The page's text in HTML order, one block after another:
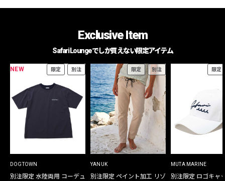
Exclusive Item
Safari Loungeでしか買えない限定アイテム
NEW 限定 別注
DOGTOWN
別注限定 水陸両用 コーデュ
限定 別注
YANUK
別注限定 ペイント加工 リゾ
限定
MUTA MARINE
別注限定 ロゴキャ